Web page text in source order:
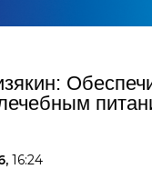
16:24